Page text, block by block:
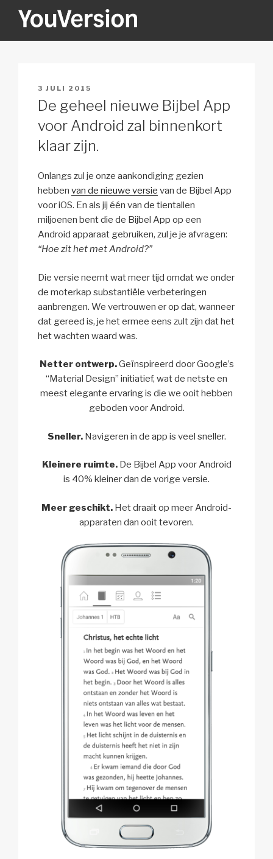
YOUVERSION
GEPLAATST
OP
3 JULI 2015
De geheel nieuwe Bijbel App
voor Android zal binnenkort
klaar zijn.
Onlangs zul je onze aankondiging gezien
hebben van de nieuwe versie van de Bijbel App
voor iOS. En als jij één van de tientallen
miljoenen bent die de Bijbel App op een
Android apparaat gebruiken, zul je je afvragen:
“Hoe zit het met Android?”
Die versie neemt wat meer tijd omdat we onder
de moterkap substantiële verbeteringen
aanbrengen. We vertrouwen er op dat, wanneer
dat gereed is, je het ermee eens zult zijn dat het
het wachten waard was.
Netter ontwerp.Geïnspireerd door Google’s
“Material Design” initiatief, wat de netste en
meest elegante ervaring is die we ooit hebben
geboden voor Android.
Sneller. Navigeren in de app is veel sneller.
Kleinere ruimte.De Bijbel App voor Android
is 40% kleiner dan de vorige versie.
Meer geschikt. Het draait op meer Android-
apparaten dan ooit tevoren.